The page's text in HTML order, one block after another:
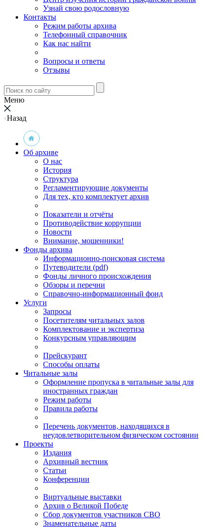
Узнай свою родословную
Контакты
Режим работы архива
Телефонный справочник
Как нас найти
Вопросы и ответы
Отзывы
Меню
Назад
Об архиве
О нас
История
Структура
Регламентирующие документы
Для тех, кто комплектует архив
Показатели и отчёты
Противодействие коррупции
Новости
Внимание, мошенники!
Фонды архива
Информационно-поисковая система
Путеводители (pdf)
Фонды личного происхождения
Обзоры и перечни
Справочно-информационный фонд
Услуги
Запросы
Посетителям читальных залов
Комплектование и экспертиза
Конкурсным управляющим
Прейскурант
Способы оплаты
Читальные залы
Оформление пропуска в читальные залы для
иностранных граждан
Режим работы
Правила работы
Перечень документов, находящихся в
неудовлетворительном физическом состоянии
Проекты
Издания
Архивный вестник
Статьи
Конференции
Виртуальные выставки
Архив о Великой Победе
Сбор документов участников СВО
Знаменательные даты